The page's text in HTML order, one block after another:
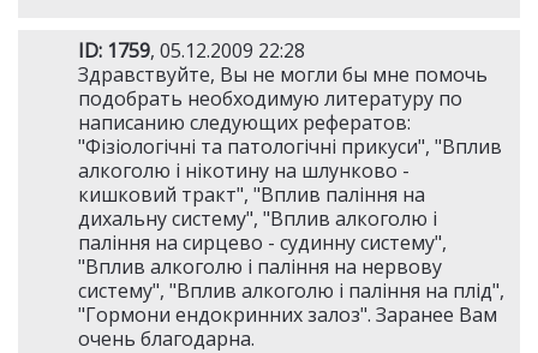
ID: 1759, 05.12.2009 22:28
Здравствуйте, Вы не могли бы мне помочь
подобрать необходимую литературу по
написанию следующих рефератов:
"Фізіологічні та патологічні прикуси", "Вплив
алкоголю і нікотину на шлунково -
кишковий тракт", "Вплив паління на
дихальну систему", "Вплив алкоголю і
паління на сирцево - судинну систему",
"Вплив алкоголю і паління на нервову
систему", "Вплив алкоголю і паління на плід",
"Гормони ендокринних залоз". Заранее Вам
очень благодарна.